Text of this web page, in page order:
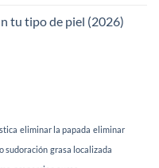
tu tipo de piel (2026)
eliminar la papada eliminar
sudoración grasa localizada